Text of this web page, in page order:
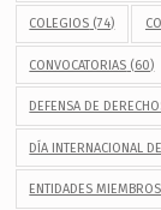
COLEGIOS (74)
CONVOCATORIAS (60)
DEFENSA DE
DÍA INTERNACIONAL
ENTIDADES MIEMBROS